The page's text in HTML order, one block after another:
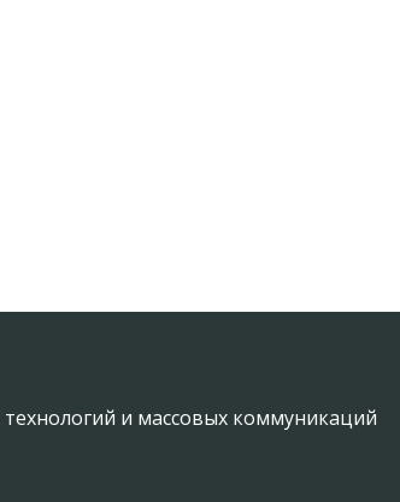
и массовых коммуникаций